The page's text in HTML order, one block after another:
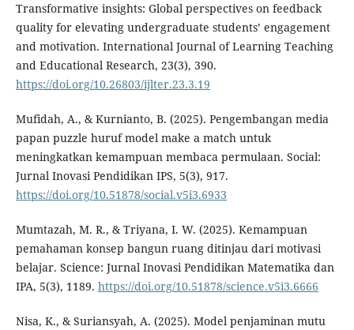
Transformative insights: Global perspectives on feedback
quality for elevating undergraduate students’ engagement
and motivation. International Journal of Learning Teaching
and Educational Research, 23(3), 390.
https://doi.org/10.26803/ijlter.23.3.19
Mufidah, A., & Kurnianto, B. (2025). Pengembangan media
papan puzzle huruf model make a match untuk
meningkatkan kemampuan membaca permulaan. Social:
Jurnal Inovasi Pendidikan IPS, 5(3), 917.
https://doi.org/10.51878/social.v5i3.6933
Mumtazah, M. R., & Triyana, I. W. (2025). Kemampuan
pemahaman konsep bangun ruang ditinjau dari motivasi
belajar. Science: Jurnal Inovasi Pendidikan Matematika dan
IPA, 5(3), 1189. https://doi.org/10.51878/science.v5i3.6666
Nisa, K., & Suriansyah, A. (2025). Model penjaminan mutu